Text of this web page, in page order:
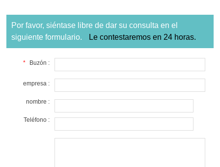
Por favor, siéntase libre de dar su consulta en el
siguiente formulario.
Le contestaremos en 24 horas.
* Buzón :
empresa :
nombre :
Teléfono :